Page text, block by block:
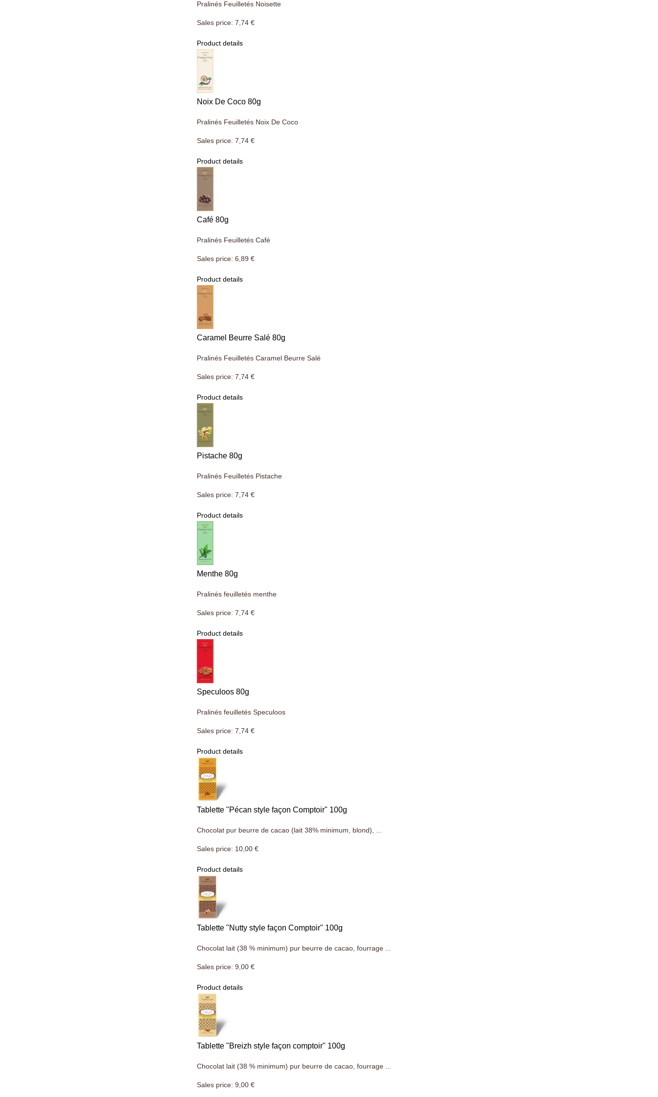
Pralinés Feuilletés Noisette
Sales price: 7,74 €
Product details
Noix De Coco 80g
Pralinés Feuilletés Noix De Coco
Sales price: 7,74 €
Product details
Café 80g
Pralinés Feuilletés Café
Sales price: 6,89 €
Product details
Caramel Beurre Salé 80g
Pralinés Feuilletés Caramel Beurre Salé
Sales price: 7,74 €
Product details
Pistache 80g
Pralinés Feuilletés Pistache
Sales price: 7,74 €
Product details
Menthe 80g
Pralinés feuilletés menthe
Sales price: 7,74 €
Product details
Speculoos 80g
Pralinés feuilletés Speculoos
Sales price: 7,74 €
Product details
Tablette "Pécan style façon Comptoir" 100g
Chocolat pur beurre de cacao (lait 38% minimum, blond), ...
Sales price: 10,00 €
Product details
Tablette "Nutty style façon Comptoir" 100g
Chocolat lait (38 % minimum) pur beurre de cacao, fourrage ...
Sales price: 9,00 €
Product details
Tablette "Breizh style façon comptoir" 100g
Chocolat lait (38 % minimum) pur beurre de cacao, fourrage ...
Sales price: 9,00 €